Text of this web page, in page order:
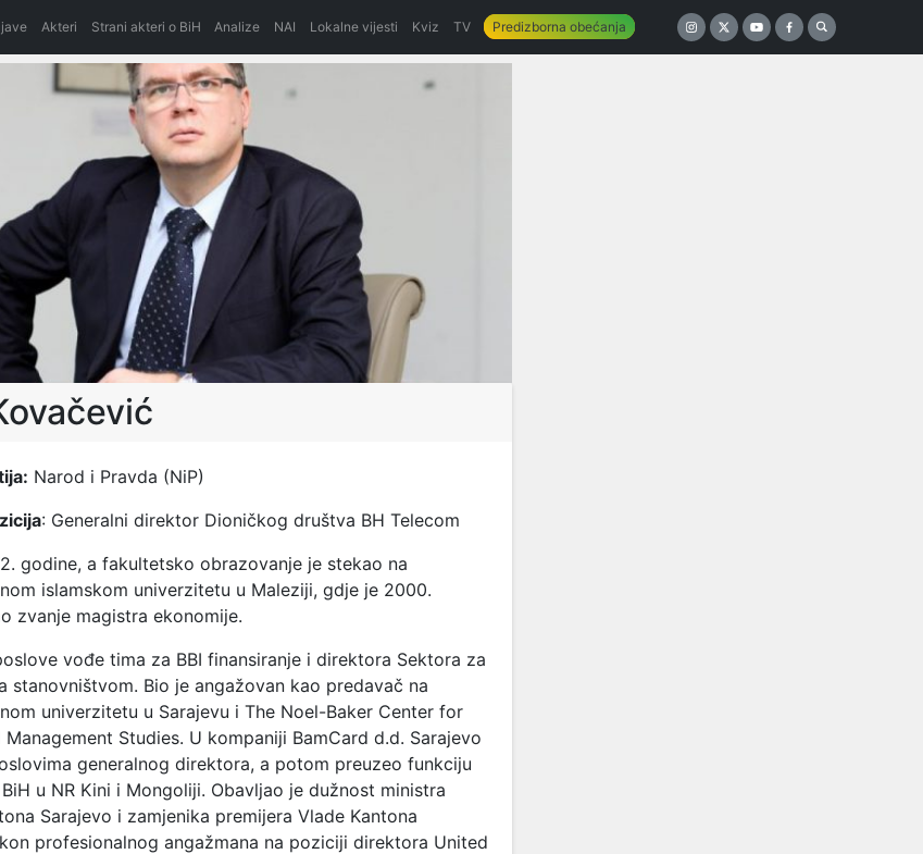
Akteri Strani akteri o BiH Analize NAI Lokalne vijesti Kviz TV Predizborna obećanja
Narod i Pravda (NiP)
: Generalni direktor Dioničkog društva BH Telecom
godine, a fakultetsko obrazovanje je stekao na
islamskom univerzitetu u Maleziji, gdje je 2000.
zvanje magistra ekonomije.
vođe tima za BBI finansiranje i direktora Sektora za
stanovništvom. Bio je angažovan kao predavač na
univerzitetu u Sarajevu i The Noel-Baker Center for
Management Studies. U kompaniji BamCard d.d. Sarajevo
generalnog direktora, a potom preuzeo funkciju
u NR Kini i Mongoliji. Obavljao je dužnost ministra
Sarajevo i zamjenika premijera Vlade Kantona
profesionalnog angažmana na poziciji direktora United